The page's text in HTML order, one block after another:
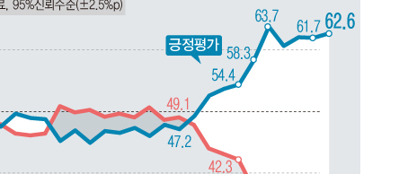
관련 압수수색
선관위 등 9곳
승 출발
개장
개장
상, 3명은 중